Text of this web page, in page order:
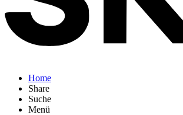
Home
Share
Suche
Menü